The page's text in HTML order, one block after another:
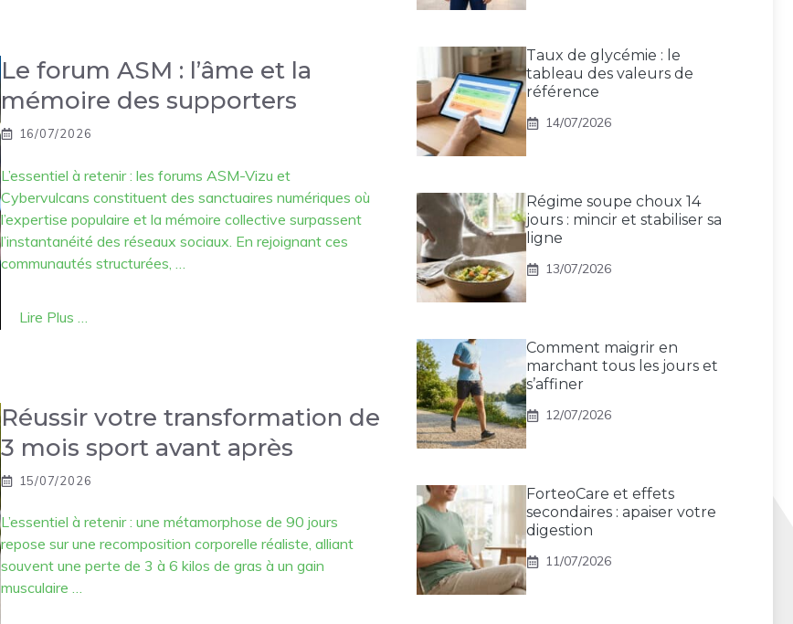
Le forum ASM : l’âme et la
mémoire des supporters
16/07/2026
L’essentiel à retenir : les forums ASM-Vizu et
Cybervulcans constituent des sanctuaires numériques où
l’expertise populaire et la mémoire collective surpassent
l’instantanéité des réseaux sociaux. En rejoignant ces
communautés structurées, …
Lire Plus …
Réussir votre transformation de
3 mois sport avant après
15/07/2026
L’essentiel à retenir : une métamorphose de 90 jours
repose sur une recomposition corporelle réaliste, alliant
souvent une perte de 3 à 6 kilos de gras à un gain
musculaire …
Taux de glycémie : le
tableau des valeurs de
référence
14/07/2026
Régime soupe choux 14
jours : mincir et stabiliser sa
ligne
13/07/2026
Comment maigrir en
marchant tous les jours et
s’affiner
12/07/2026
ForteoCare et effets
secondaires : apaiser votre
digestion
11/07/2026